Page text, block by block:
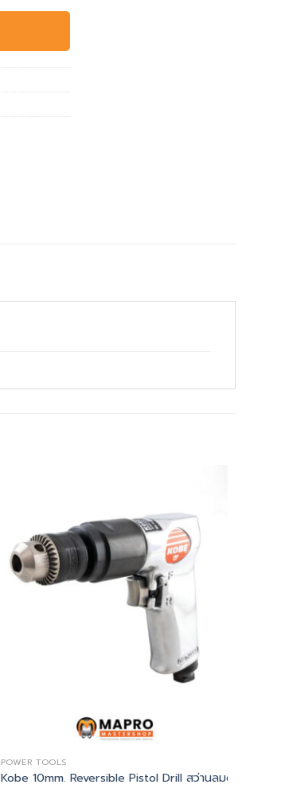
POWER TOOLS
Kobe 10mm. Reversible Pistol Drill สว่านลมด้ามปืน